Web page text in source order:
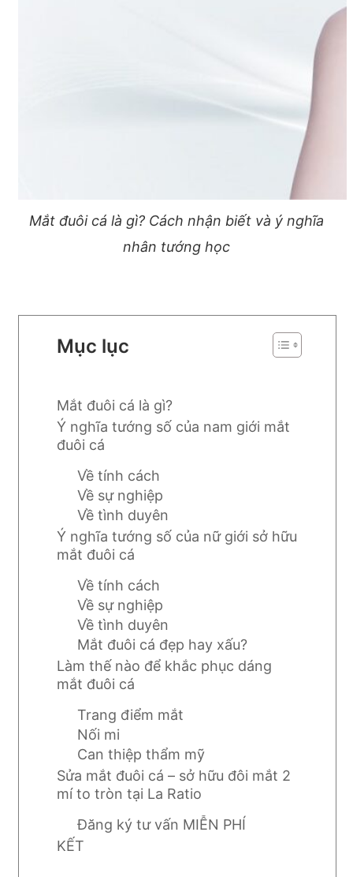
Mắt đuôi cá là gì? Cách nhận biết và ý nghĩa
nhân tướng học
Mục lục
Mắt đuôi cá là gì?
Ý nghĩa tướng số của nam giới mắt
đuôi cá
Về tính cách
Về sự nghiệp
Về tình duyên
Ý nghĩa tướng số của nữ giới sở hữu
mắt đuôi cá
Về tính cách
Về sự nghiệp
Về tình duyên
Mắt đuôi cá đẹp hay xấu?
Làm thế nào để khắc phục dáng
mắt đuôi cá
Trang điểm mắt
Nối mi
Can thiệp thẩm mỹ
Sửa mắt đuôi cá – sở hữu đôi mắt 2
mí to tròn tại La Ratio
Đăng ký tư vấn MIỄN PHÍ
KẾT